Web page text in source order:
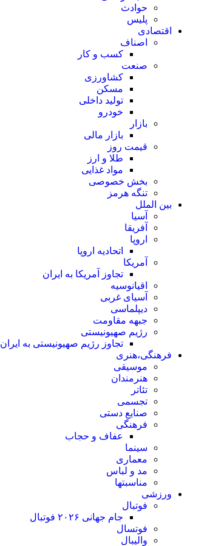
حوادث
پلیس
اقتصادی
اصناف
کسب و کار
صنعت
کشاورزی
مسکن
تولید داخلی
خودرو
بازار
بازار مالی
قیمت روز
طلا و ارز
مواد غذایی
بخش خصوصی
تنگه هرمز
بین الملل
آسیا
آفریقا
اروپا
اتحادیه اروپا
آمریکا
تجاوز آمریکا به ایران
اقیانوسیه
آسیای غربی
دیپلماسی
جبهه مقاومت
رژیم صهیونیستی
تجاوز رژیم صهیونیستی به ایران
فرهنگی،هنری
موسیقی
هنرمندان
تئاتر
تجسمی
صنایع دستی
فرهنگی
عفاف و حجاب
سینما
معماری
مد و لباس
مناسبتها
ورزشی
فوتبال
جام جهانی ۲۰۲۶ فوتبال
فوتسال
والیبال